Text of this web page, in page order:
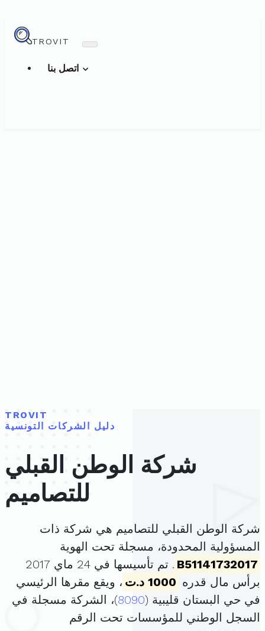
TROVIT
TROVIT
دليل الشركات التونسية
شركة الوطن القبلي
للتصاميم
شركة الوطن القبلي للتصاميم هي شركة ذات
المسؤولية المحدودة، مسجلة تحت الهوية
B51141732017
. تم تأسيسها في 24 ماي 2017
برأس مال قدره 1000 د.ت
، ويقع مقرها الرئيسي
في حي البستان قليبية (8090)، الشركة مسجلة في
السجل الوطني للمؤسسات تحت الرقم